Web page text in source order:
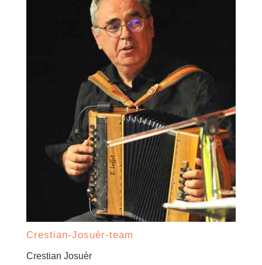
Crestian-Josuèr-team
Crestian Josuèr